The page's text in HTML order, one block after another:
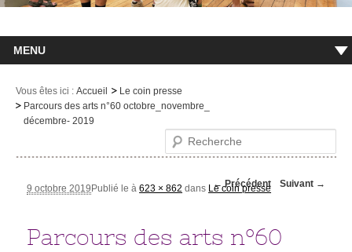
MENU
Le musée
Vous êtes ici : Accueil
Le coin presse
Parcours des arts n°60 octobre_novembre_
décembre- 2019
Recherche
Navigation des
← Précédent Suivant →
Parcours des arts n°60
Publié le
9 octobre 2019 à623 × 862 dans Le coin presse